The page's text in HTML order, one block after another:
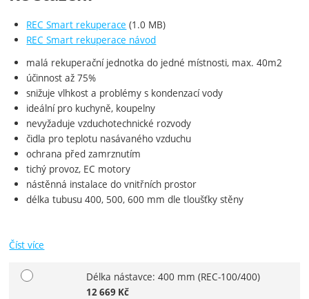
REC Smart rekuperace (1.0 MB)
REC Smart rekuperace návod
malá rekuperační jednotka do jedné místnosti, max. 40m2
účinnost až 75%
snižuje vlhkost a problémy s kondenzací vody
ideální pro kuchyně, koupelny
nevyžaduje vzduchotechnické rozvody
čidla pro teplotu nasávaného vzduchu
ochrana před zamrznutím
tichý provoz, EC motory
nástěnná instalace do vnitřních prostor
délka tubusu 400, 500, 600 mm dle tloušťky stěny
Číst více
Vyberte variantuDélka nástavce: 400 mm(REC-100/400)
12 669 Kč